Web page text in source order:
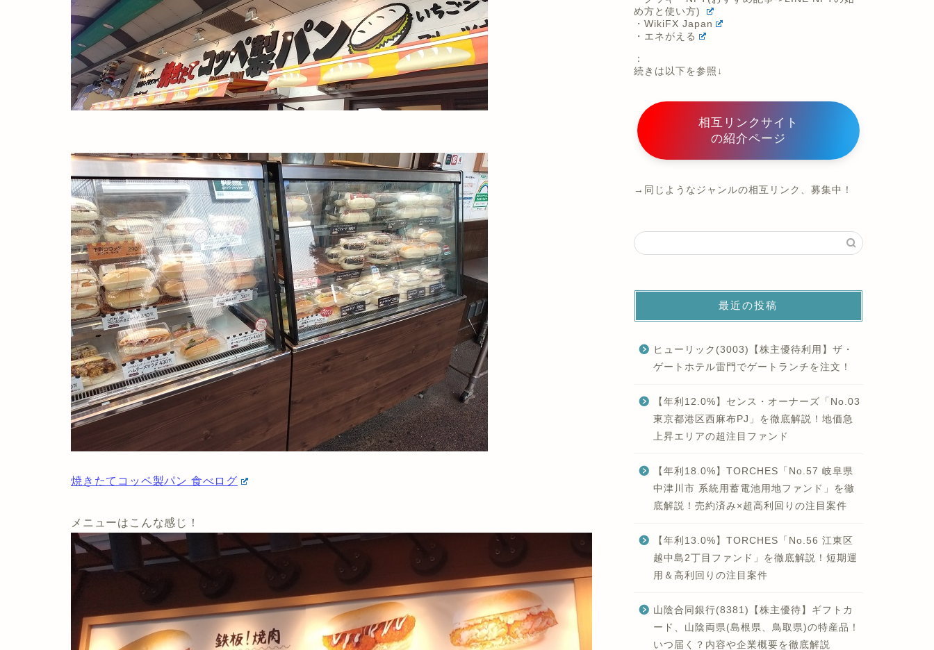
焼きたてコッペ製パン 食べログ
メニューはこんな感じ！
め方と使い方)
・WikiFX Japan
・エネがえる
：
続きは以下を参照↓
相互リンクサイト
の紹介ページ
→同じようなジャンルの相互リンク、募集中！
最近の投稿
ヒューリック(3003)【株主優待利用】ザ・
ゲートホテル雷門でゲートランチを注文！
【年利12.0%】センス・オーナーズ「No.03
東京都港区西麻布PJ」を徹底解説！地価急
上昇エリアの超注目ファンド
【年利18.0%】TORCHES「No.57 岐阜県
中津川市 系統用蓄電池用地ファンド」を徹
底解説！売約済み×超高利回りの注目案件
【年利13.0%】TORCHES「No.56 江東区
越中島2丁目ファンド」を徹底解説！短期運
用＆高利回りの注目案件
山陰合同銀行(8381)【株主優待】ギフトカ
ード、山陰両県(島根県、鳥取県)の特産品！
いつ届く？内容や企業概要を徹底解説